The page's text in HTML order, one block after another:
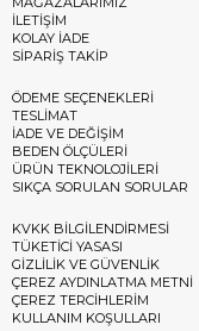
İLETİŞİM
KOLAY İADE
SİPARİŞ TAKİP
ÖDEME SEÇENEKLERİ
TESLİMAT
İADE VE DEĞİŞİM
BEDEN ÖLÇÜLERİ
ÜRÜN TEKNOLOJİLERİ
SIKÇA SORULAN SORULAR
KVKK BİLGİLENDİRMESİ
TÜKETİCİ YASASI
GİZLİLİK VE GÜVENLİK
ÇEREZ AYDINLATMA METNİ
ÇEREZ TERCİHLERİM
KULLANIM KOŞULLARI